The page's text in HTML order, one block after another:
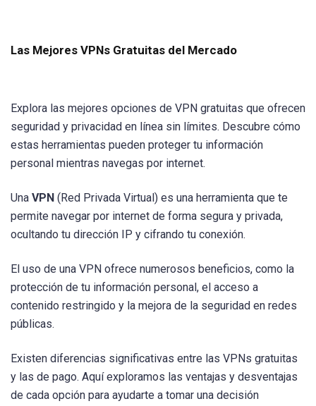
Las Mejores VPNs Gratuitas del Mercado
Explora las mejores opciones de VPN gratuitas que ofrecen
seguridad y privacidad en línea sin límites. Descubre cómo
estas herramientas pueden proteger tu información
personal mientras navegas por internet.
Una VPN (Red Privada Virtual) es una herramienta que te
permite navegar por internet de forma segura y privada,
ocultando tu dirección IP y cifrando tu conexión.
El uso de una VPN ofrece numerosos beneficios, como la
protección de tu información personal, el acceso a
contenido restringido y la mejora de la seguridad en redes
públicas.
Existen diferencias significativas entre las VPNs gratuitas
y las de pago. Aquí exploramos las ventajas y desventajas
de cada opción para ayudarte a tomar una decisión